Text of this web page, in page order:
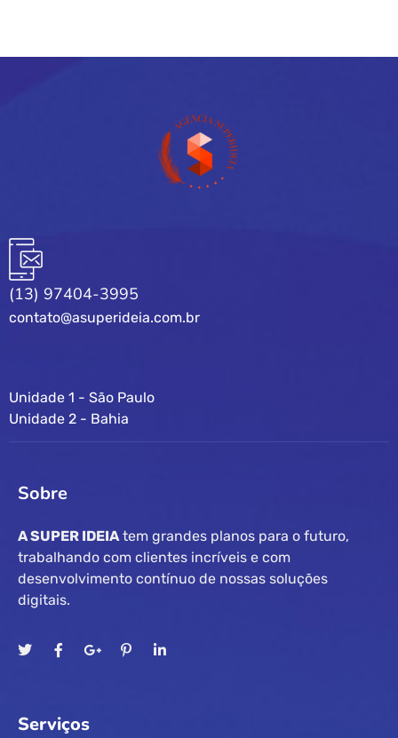
(13) 97404-3995
contato@asuperideia.com.br
Unidade 1 - São Paulo
Unidade 2 - Bahia
Sobre
A SUPER IDEIAtem grandes planos para o futuro,
trabalhando com clientes incríveis e com
desenvolvimento contínuo de nossas soluções
digitais.
Serviços